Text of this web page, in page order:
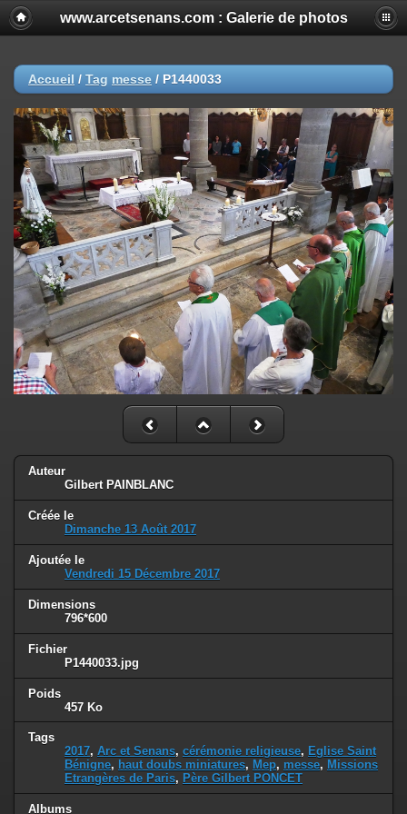
www.arcetsenans.com : Galerie de photos
Accueil / Tag messe / P1440033
Auteur
Gilbert PAINBLANC
Créée le
Dimanche 13 Août 2017
Ajoutée le
Vendredi 15 Décembre 2017
Dimensions
796*600
Fichier
P1440033.jpg
Poids
457 Ko
Tags
2017, Arc et Senans, cérémonie religieuse, Eglise Saint
Bénigne, haut doubs miniatures, Mep, messe, Missions
Etrangères de Paris, Père Gilbert PONCET
Albums